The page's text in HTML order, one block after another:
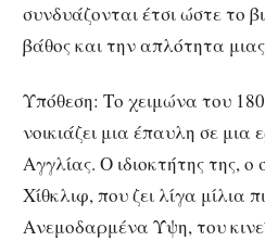
συνδυάζονται έτσι ώστε το
βάθος και την απλότητα
Υπόθεση: Το χειμώνα του
νοικιάζει μια έπαυλη σε μια
Αγγλίας. Ο ιδιοκτήτης της, ο
Χίθκλιφ, που ζει λίγα μίλια
Ανεμοδαρμένα Ύψη, του